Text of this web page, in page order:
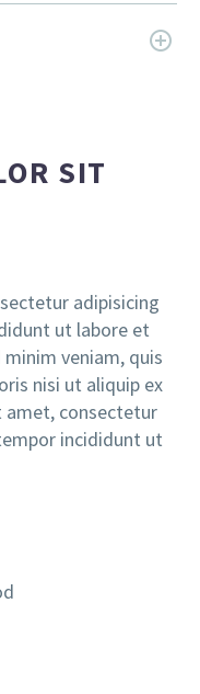
SIT
adipisicing
ut labore et
veniam, quis
nisi ut aliquip ex
consectetur
incididunt ut